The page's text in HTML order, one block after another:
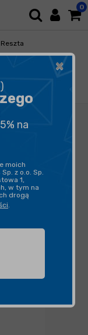
0
Reszta
×
na
moich
z o.o. Sp.
1,
w tym na
drogą
.